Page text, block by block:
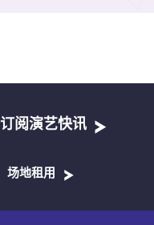
订阅演艺快讯
场地租用